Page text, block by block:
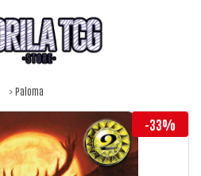
Paloma
-33%